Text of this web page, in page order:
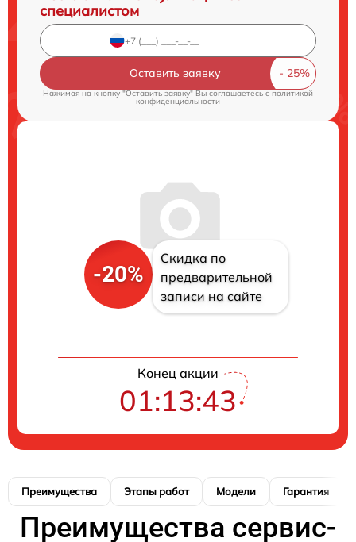
специалистом
Оставить заявку
Нажимая на кнопку "Оставить заявку" Вы соглашаетесь cполитикой
конфиденциальности
-20%
Скидка по
предварительной
записи на сайте
Конец акции
01:13:42
Преимущества Этапы работ Модели Гарантия
Преимущества сервис-